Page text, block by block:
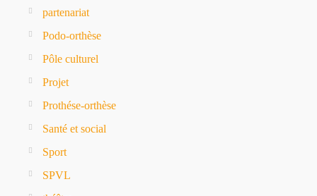
partenariat
Podo-orthèse
Pôle culturel
Projet
Prothése-orthèse
Santé et social
Sport
SPVL